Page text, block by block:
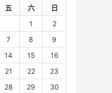
五 六
日
1
2
7 8
9
14 15
16
21 22
23
28 29
30